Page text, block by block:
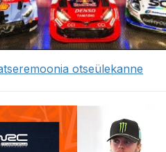
otseülekanne